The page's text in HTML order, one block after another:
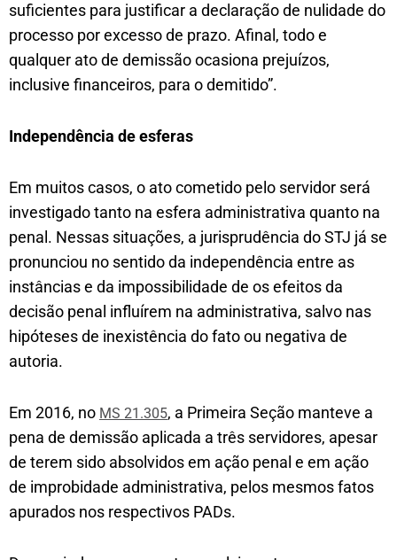
suficientes para justificar a declaração de nulidade do
processo por excesso de prazo. Afinal, todo e
qualquer ato de demissão ocasiona prejuízos,
inclusive financeiros, para o demitido”.
Independência de e​sferas
Em muitos casos, o ato cometido pelo servidor será
investigado tanto na esfera administrativa quanto na
penal. Nessas situações, a jurisprudência do STJ já se
pronunciou no sentido da independência entre as
instâncias e da impossibilidade de os efeitos da
decisão penal influírem na administrativa, salvo nas
hipóteses de inexistência do fato ou negativa de
autoria.
Em 2016, no MS 21.305, a Primeira Seção manteve a
pena de demissão aplicada a três servidores, apesar
de terem sido absolvidos em ação penal e em ação
de improbidade administrativa, pelos mesmos fatos
apurados nos respectivos PADs.